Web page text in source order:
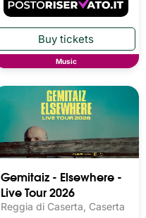
Music
Gemitaiz - Elsewhere -
Live Tour 2026
Reggia di Caserta, Caserta